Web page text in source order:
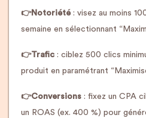
👉Notoriété: visez au moins
semaine en sélectionnant
👉Trafic : ciblez 500 clics
produit en paramétrant
👉Conversions : fixez un CPA
un ROAS (ex. 400 %) pour